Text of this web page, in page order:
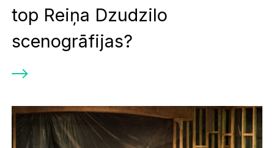
top Reiņa Dzudzilo
scenogrāfijas?